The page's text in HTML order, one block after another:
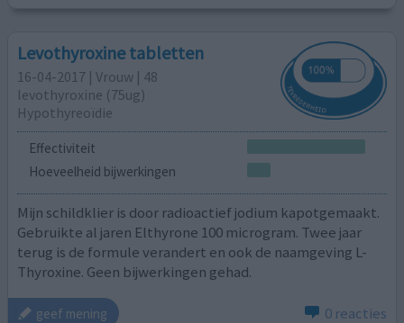
Levothyroxine tabletten
16-04-2017 | Vrouw | 48
levothyroxine (75ug)
Hypothyreoïdie
Effectiviteit
Hoeveelheid bijwerkingen
Mijn schildklier is door radioactief jodium kapotgemaakt.
Gebruikte al jaren Elthyrone 100 microgram. Twee jaar
terug is de formule verandert en ook de naamgeving L-
Thyroxine. Geen bijwerkingen gehad.
geef mening 0 reacties